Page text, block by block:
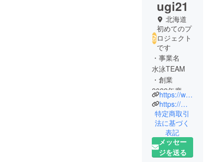
ugi21
北海道
初めてのプ
ロジェクト
です
・事業名
水泳TEAM
・創業
2022年度予
定
・氏名 畑
野剣輝(ハタ
ノツルギ)
・経歴 3歳
から水泳を
https://www.nextfindvalue.com/
https://myskyservice.crayonsite.com/
特定商取引
法に基づく
表記
メッセー
ジを送る